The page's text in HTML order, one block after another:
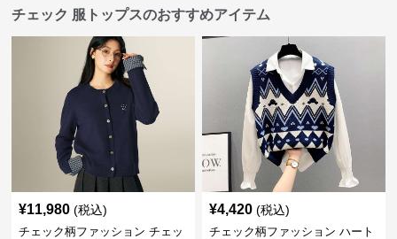
チェック 服トップスのおすすめアイテム
¥11,980 (税込)
チェック柄ファッション チェッ
¥4,420 (税込)
チェック柄ファッション ハート